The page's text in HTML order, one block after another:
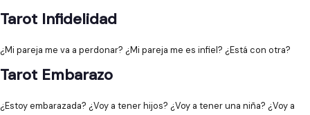
Tarot Infidelidad
¿Mi pareja me va a perdonar? ¿Mi pareja me es infiel? ¿Está con otra?
Tarot Embarazo
¿Estoy embarazada? ¿Voy a tener hijos? ¿Voy a tener una niña? ¿Voy a